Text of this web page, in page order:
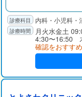
内科・小児科・
月火水金土
4:30〜16:50
確認をおすす